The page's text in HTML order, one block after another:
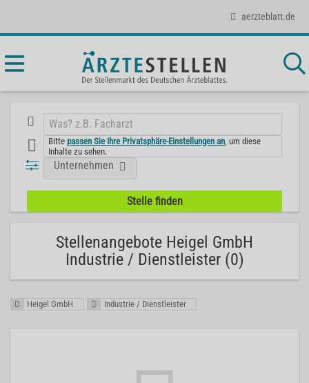
aerzteblatt.de
Bittepassen Sie Ihre Privatsphäre-Einstellungen an , um diese
Inhalte zu sehen.
Unternehmen
Stellenangebote Heigel GmbH
Industrie / Dienstleister (0)
Heigel GmbH Industrie / Dienstleister